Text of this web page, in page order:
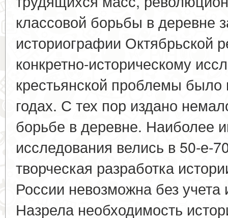
классовой борьбы в деревне
историографии Октябрьской
конкретно-историческому
крестьянской проблемы
годах. С тех пор издано
борьбе в деревне. Наиболее
исследования велись в 50-е-
творческая разработка
России невозможна без
Назрела необходимость